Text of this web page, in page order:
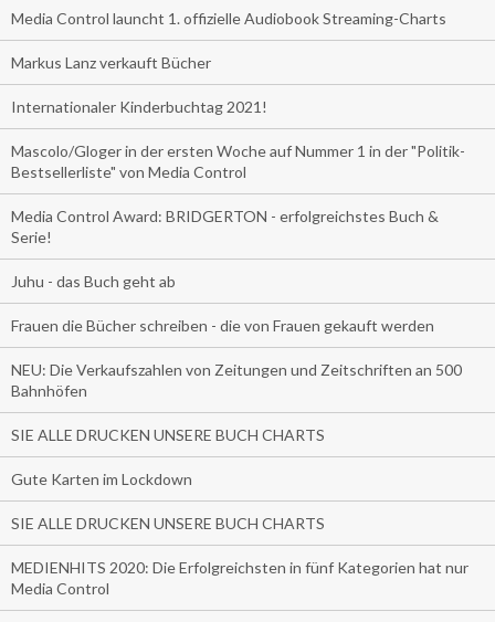
Media Control launcht 1. offizielle Audiobook Streaming-Charts
Markus Lanz verkauft Bücher
Internationaler Kinderbuchtag 2021!
Mascolo/Gloger in der ersten Woche auf Nummer 1 in der "Politik-
Bestsellerliste" von Media Control
Media Control Award: BRIDGERTON - erfolgreichstes Buch &
Serie!
Juhu - das Buch geht ab
Frauen die Bücher schreiben - die von Frauen gekauft werden
NEU: Die Verkaufszahlen von Zeitungen und Zeitschriften an 500
Bahnhöfen
SIE ALLE DRUCKEN UNSERE BUCH CHARTS
Gute Karten im Lockdown
SIE ALLE DRUCKEN UNSERE BUCH CHARTS
MEDIENHITS 2020: Die Erfolgreichsten in fünf Kategorien hat nur
Media Control